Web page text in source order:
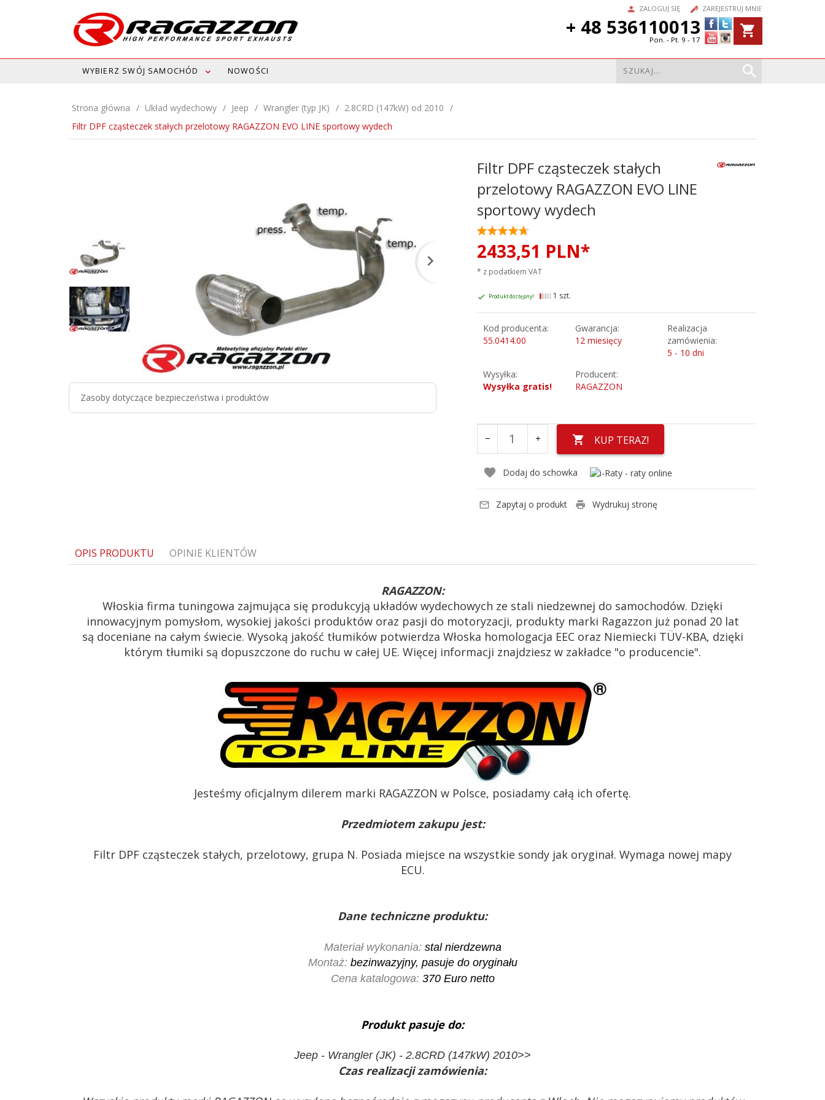
ZALOGUJ SIĘ ZAREJESTRUJ MNIE
+ 48 536110013
Pon. - Pt. 9 - 17
WYBIERZ SWÓJ SAMOCHÓD NOWOŚCI
Strona główna Układ wydechowy Jeep Wrangler (typ JK)
2.8CRD (147kW) od 2010
Filtr DPF cząsteczek stałych przelotowy RAGAZZON EVO LINE sportowy wydech
Zasoby dotyczące bezpieczeństwa i produktów
Filtr DPF cząsteczek stałych
przelotowy RAGAZZON EVO LINE
sportowy wydech
2433,51 PLN*
* z podatkiem VAT
Produkt dostępny! 1 szt.
Kod producenta:
55.0414.00
Gwarancja:
12 miesięcy
Realizacja
zamówienia:
5 - 10 dni
Wysyłka:
Wysyłka gratis!
Producent:
RAGAZZON
KUP TERAZ!
Dodaj do schowka
Zapytaj o produkt Wydrukuj stronę
OPIS PRODUKTU OPINIE KLIENTÓW
RAGAZZON:
Włoskia firma tuningowa zajmująca się produkcyją układów wydechowych ze stali niedzewnej do samochodów. Dzięki
innowacyjnym pomysłom, wysokiej jakości produktów oraz pasji do motoryzacji, produkty marki Ragazzon już ponad 20 lat
są doceniane na całym świecie. Wysoką jakość tłumików potwierdza Włoska homologacja EEC oraz Niemiecki TÜV-KBA, dzięki
którym tłumiki są dopuszczone do ruchu w całej UE. Więcej informacji znajdziesz w zakładce "o producencie".
Jesteśmy oficjalnym dilerem marki RAGAZZON w Polsce, posiadamy całą ich ofertę.
Przedmiotem zakupu jest:
Filtr DPF cząsteczek stałych, przelotowy, grupa N. Posiada miejsce na wszystkie sondy jak oryginał. Wymaga nowej mapy
ECU.
Dane techniczne produktu:
Materiał wykonania: stal nierdzewna
Montaż: bezinwazyjny, pasuje do oryginału
Cena katalogowa: 370 Euro netto
Produkt pasuje do:
Jeep - Wrangler (JK) - 2.8CRD (147kW) 2010>>
Czas realizacji zamówienia: